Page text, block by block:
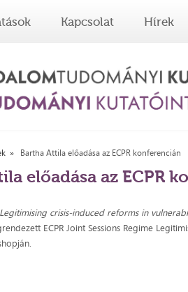
Kapcsolat Hírek
Bartha Attila előadása az ECPR konferencián
előadása az ECPR
crisis-induced reforms in
ECPR Joint Sessions Regime